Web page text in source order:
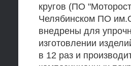
кругов (ПО
Челябинском ПО
внедрены для
изготовлении
в 12 раз и